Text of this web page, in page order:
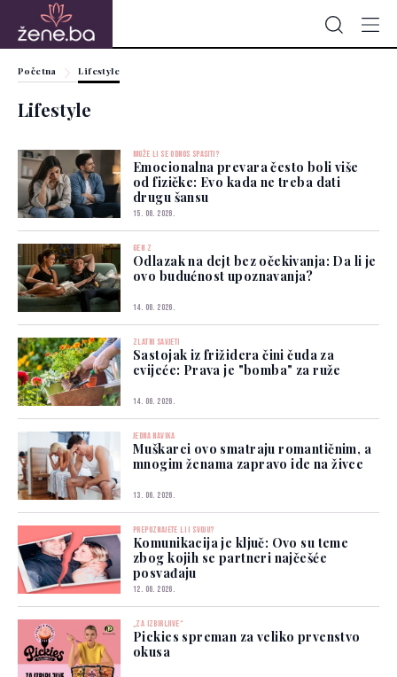
Početna Lifestyle
Lifestyle
MOŽE LI SE ODNOS SPASITI?
Emocionalna prevara često boli više
od fizičke: Evo kada ne treba dati
drugu šansu
15. 06. 2026.
GEN Z
Odlazak na dejt bez očekivanja: Da li je
ovo budućnost upoznavanja?
14. 06. 2026.
ZLATNI SAVJETI
Sastojak iz frižidera čini čuda za
cvijeće: Prava je "bomba" za ruže
14. 06. 2026.
JEDNA NAVIKA
Muškarci ovo smatraju romantičnim, a
mnogim ženama zapravo ide na živce
13. 06. 2026.
PREPOZNAJETE LI I SVOJU?
Komunikacija je ključ: Ovo su teme
zbog kojih se partneri najčešće
posvađaju
12. 06. 2026.
„ZA IZBIRLJIVE“
Pickies spreman za veliko prvenstvo
okusa